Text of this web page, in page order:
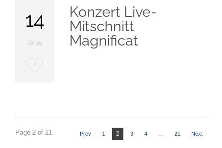
14
07 '25
Love
0
Konzert Live-
Mitschnitt
Magnificat
Page 2 of 21 Prev 1 2 3 4 21 Next